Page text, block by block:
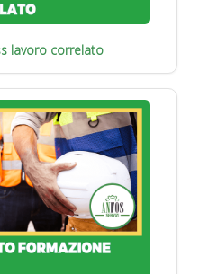
lavoro correlato